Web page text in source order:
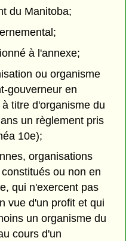
du Manitoba;
à l'annexe;
ou organisme
gouverneur en
titre d'organisme du
un règlement pris
10e);
organisations
ou non en
qui n'exercent pas
vue d'un profit et qui
un organisme du
cours d'un